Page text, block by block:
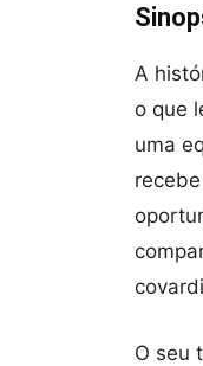
A
o que
uma
O seu